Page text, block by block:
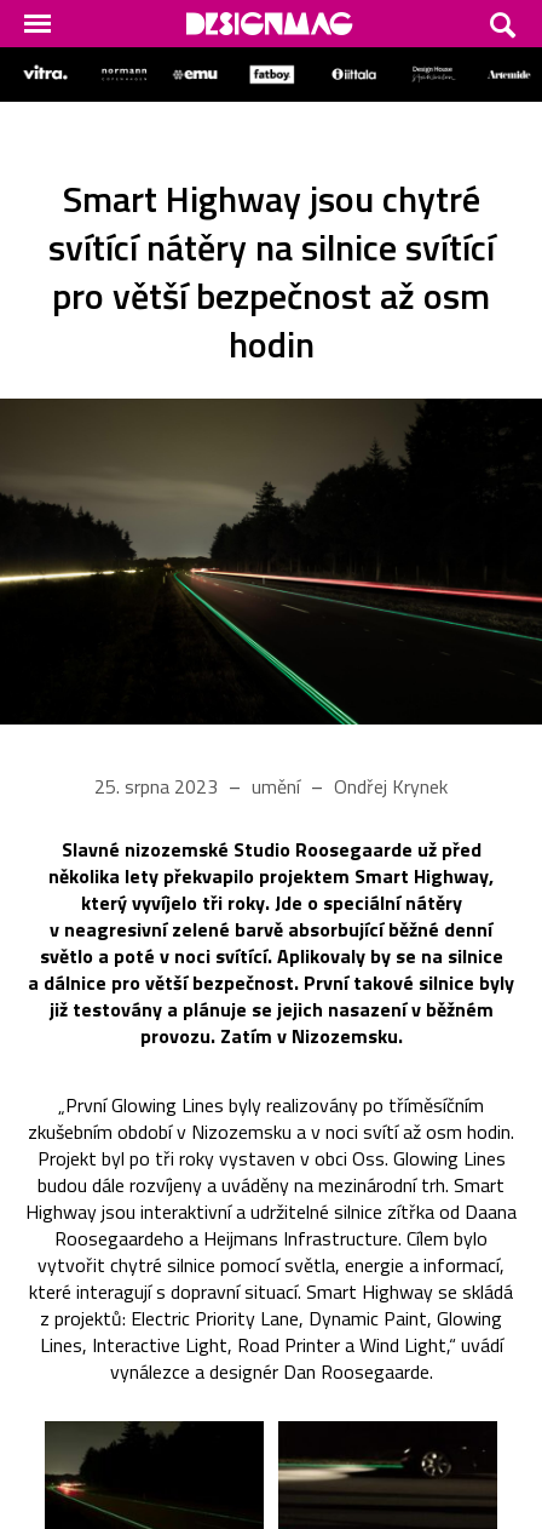
Smart Highway jsou chytré
svítící nátěry na silnice svítící
pro větší bezpečnost až osm
hodin
25. srpna 2023 umění Ondřej Krynek
Slavné nizozemské Studio Roosegaarde už před
několika lety překvapilo projektem Smart Highway,
který vyvíjelo tři roky. Jde o speciální nátěry
v neagresivní zelené barvě absorbující běžné denní
světlo a poté v noci svítící. Aplikovaly by se na silnice
a dálnice pro větší bezpečnost. První takové silnice byly
již testovány a plánuje se jejich nasazení v běžném
provozu. Zatím v Nizozemsku.
„První Glowing Lines byly realizovány po tříměsíčním
zkušebním období v Nizozemsku a v noci svítí až osm hodin.
Projekt byl po tři roky vystaven v obci Oss. Glowing Lines
budou dále rozvíjeny a uváděny na mezinárodní trh. Smart
Highway jsou interaktivní a udržitelné silnice zítřka od Daana
Roosegaardeho a Heijmans Infrastructure. Cílem bylo
vytvořit chytré silnice pomocí světla, energie a informací,
které interagují s dopravní situací. Smart Highway se skládá
z projektů: Electric Priority Lane, Dynamic Paint, Glowing
Lines, Interactive Light, Road Printer a Wind Light,“ uvádí
vynálezce a designér Dan Roosegaarde.